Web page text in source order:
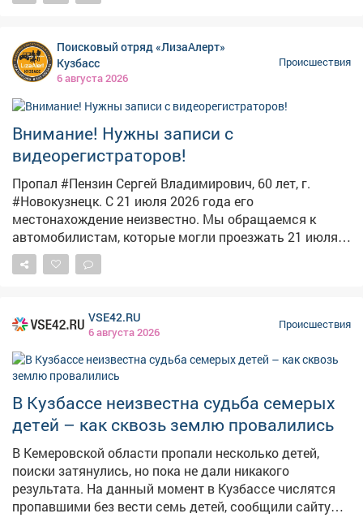
веревкой, после чего вынесли на улицу, – сообщает
Объединенный пресс-центр судов Кемеровской
области. Однако мальчику удалось самостоятельно
заседание назначено на 19 августа. Одному
обвиняемомупродлили меру пресечения в виде
запрета определённых действий до 30 января 2027
года. Второму фигуранту оставили подписку о
невыезде. Это не единственный случай в регионе,
связанный с похищением ребенка. Ранее редакция
VSE42.ru сообщала о жуткой истории, гдетрое
кузбассовцев запихали мальчика в багажник,
насиловали и пытали.
Поисковый отряд «ЛизаАлерт»
Кузбасс
6 августа 2026
Происшествия
Внимание! Нужны записи с
видеорегистраторов!
Пропал #Пензин Сергей Владимирович, 60 лет, г.
#Новокузнецк. С 21 июля 2026 года его
местонахождение неизвестно. Мы обращаемся к
автомобилистам, которые могли проезжать 21 июля
2026 года с 17:20 до 18:00 от больницы по улице
#Кузнецова, д. 35, мимо остановки «Горбольница 2»
просмотреть записи с регистраторов, возможно,
именно вы сможете помочь найти Сергея
Владимировича! Если вы являетесь владельцем
частной камеры в населённых пунктах по указанному
маршруту, сообщите нам, пожалуйста. Просьба
позвонить на горячую линию отряда 88007005452 или
инфоргу поиска - Радуга (Елена) 89069310684. Тема на
форуме: https://lizaalert.org/forum/viewtopic.php?
p=1169235#p1169235 #ЛизаАлерт #ЛизаАлертКузбасс
#ПропалЧеловек
VSE42.RU
6 августа 2026
Происшествия
В Кузбассе неизвестна судьба семерых
детей – как сквозь землю провалились
В Кемеровской области пропали несколько детей,
поиски затянулись, но пока не дали никакого
результата. На данный момент в Кузбассе числятся
пропавшими без вести семь детей, сообщили сайту